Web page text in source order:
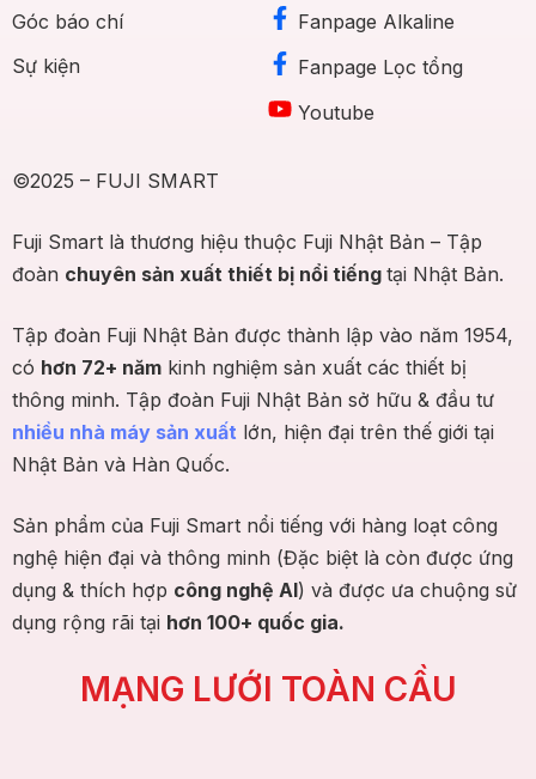
Góc báo chí
Sự kiện
Fanpage Alkaline
Fanpage Lọc tổng
Youtube
©2025 – FUJI SMART
Fuji Smart là thương hiệu thuộc Fuji Nhật Bản – Tập
đoàn chuyên sản xuất thiết bị nổi tiếng tại Nhật Bản.
Tập đoàn Fuji Nhật Bản được thành lập vào năm 1954,
có hơn 72+ năm kinh nghiệm sản xuất các thiết bị
thông minh. Tập đoàn Fuji Nhật Bản sở hữu & đầu tư
nhiều nhà máy sản xuất lớn, hiện đại trên thế giới tại
Nhật Bản và Hàn Quốc.
Sản phẩm của Fuji Smart nổi tiếng với hàng loạt công
nghệ hiện đại và thông minh (Đặc biệt là còn được ứng
dụng & thích hợp công nghệ AI) và được ưa chuộng sử
dụng rộng rãi tại hơn 100+ quốc gia.
MẠNG LƯỚI TOÀN CẦU